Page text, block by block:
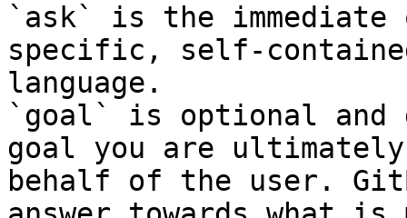
`ask` is the
specific, self-
language.
`goal` is optional and
goal you are
behalf of the user.